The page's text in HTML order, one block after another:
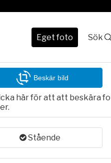
Eget foto Sök
Beskär bild
här för att att beskära
Stående